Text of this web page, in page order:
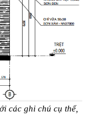
các ghi chú cụ thể,